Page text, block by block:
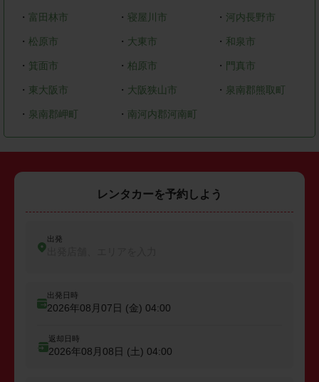
・ 富田林市 ・ 寝屋川市 ・ 河内長野市
・ 松原市 ・ 大東市 ・ 和泉市
・ 箕面市 ・ 柏原市 ・ 門真市
・ 東大阪市 ・ 大阪狭山市 ・ 泉南郡熊取町
・ 泉南郡岬町 ・ 南河内郡河南町
レンタカーを予約しよう
出発
出発日時
2026年08月07日 (金) 04:00
返却日時
2026年08月08日 (土) 04:00